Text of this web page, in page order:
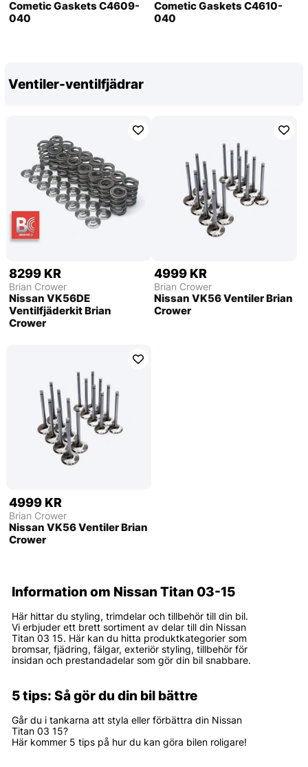
Cometic Gaskets C4609-
040
Cometic Gaskets C4610-
040
Ventiler-ventilfjädrar
8299 KR
Brian Crower
Nissan VK56DE
Ventilfjäderkit Brian
Crower
4999 KR
Brian Crower
Nissan VK56 Ventiler Brian
Crower
4999 KR
Brian Crower
Nissan VK56 Ventiler Brian
Crower
Information om Nissan Titan 03-15
Här hittar du styling, trimdelar och tillbehör till din bil.
Vi erbjuder ett brett sortiment av delar till din Nissan
Titan 03 15. Här kan du hitta produktkategorier som
bromsar, fjädring, fälgar, exteriör styling, tillbehör för
insidan och prestandadelar som gör din bil snabbare.
5 tips: Så gör du din bil bättre
Går du i tankarna att styla eller förbättra din Nissan
Titan 03 15?
Här kommer 5 tips på hur du kan göra bilen roligare!